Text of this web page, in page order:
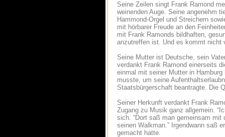
Seine Zeilen singt Frank Ramond
weinenden Auge. Seine angenehm
Hammond-Orgel und Streichern
mit hörbarer Freude an den
mit Frank Ramonds bildhaften,
anzutreffen ist. Und es kommt nicht
Seine Mutter ist Deutsche, sein
verdankt Frank Ramond einerseits
einmal mit seiner Mutter in
musste, um seine
Staatsbürgerschaft beantragte. Die
Seiner Herkunft verdankt Frank
Zugang zu Musik ganz allgemein.
sich. “Dort saß man gemeinsam
seinen Walkman.” Irgendwann saß
gemacht hatte.